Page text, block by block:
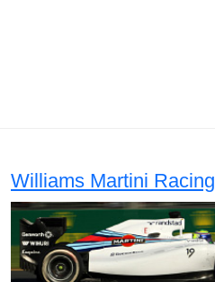
Williams Martini Racing